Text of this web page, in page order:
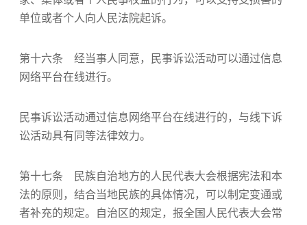
单位或者个人向人民法院起诉。
第十六条 经当事人同意，民事诉讼活动可以通过信息
网络平台在线进行。
民事诉讼活动通过信息网络平台在线进行的，与线下诉
讼活动具有同等法律效力。
第十七条 民族自治地方的人民代表大会根据宪法和本
法的原则，结合当地民族的具体情况，可以制定变通或
者补充的规定。自治区的规定，报全国人民代表大会常